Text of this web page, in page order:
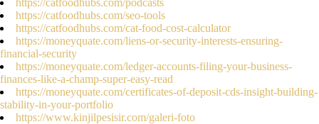
https://catfoodhubs.com/podcasts
https://catfoodhubs.com/seo-tools
https://catfoodhubs.com/cat-food-cost-calculator
https://moneyquate.com/liens-or-security-interests-ensuring-
financial-security
https://moneyquate.com/ledger-accounts-filing-your-business-
finances-like-a-champ-super-easy-read
https://moneyquate.com/certificates-of-deposit-cds-insight-building-
stability-in-your-portfolio
https://www.kinjilpesisir.com/galeri-foto